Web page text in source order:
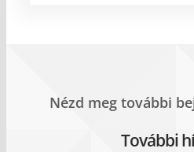
Nézd meg további
További